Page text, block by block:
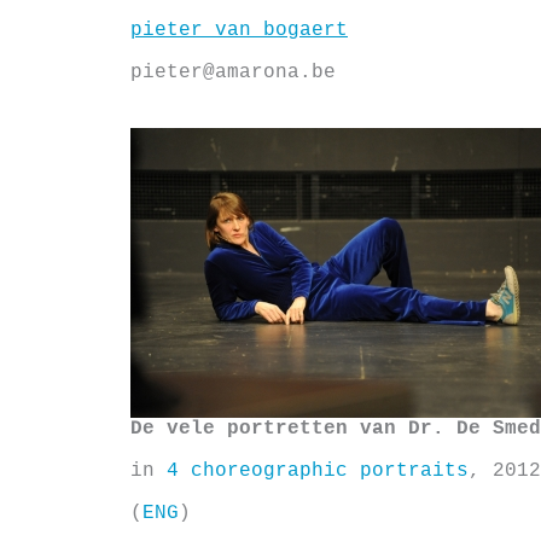
pieter van bogaert
pieter@amarona.be
De vele portretten van Dr. De
in 4 choreographic portraits, 2012
( ENG )